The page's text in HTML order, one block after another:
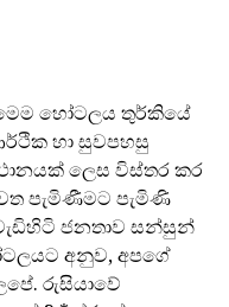
හෝටලය තුර්කියේ
හා සුවපහසු
ලෙස විස්තර කර
පැමිණීමට පැමිණි
ජනතාව සන්සුන්
අනුව, අපගේ
රුසියාවේ